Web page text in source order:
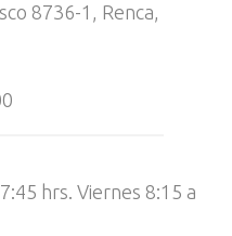
8736-1, Renca,
hrs. Viernes 8:15 a